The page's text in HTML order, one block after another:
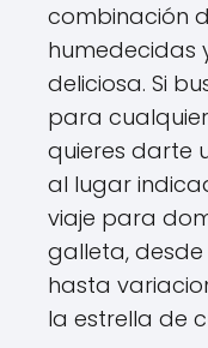
combinación
humedecidas
deliciosa. Si
para
quieres darte
al lugar
viaje para
galleta, desde
hasta
la estrella de